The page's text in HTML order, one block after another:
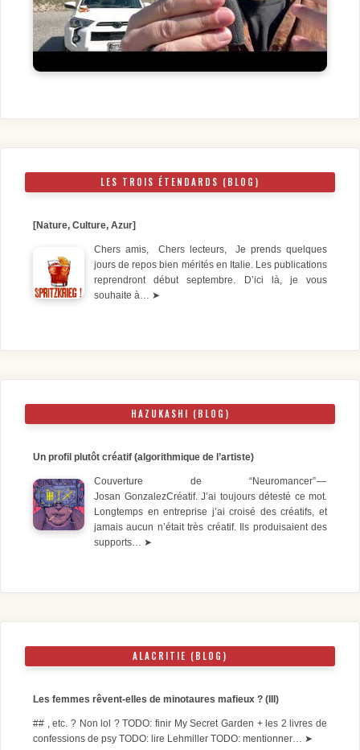
LES TROIS ÉTENDARDS (BLOG)
[Nature, Culture, Azur]
Chers amis, Chers lecteurs, Je prends quelques
jours de repos bien mérités en Italie. Les publications
reprendront début septembre. D’ici là, je vous
souhaite à… ➤
HAZUKASHI (BLOG)
Un profil plutôt créatif (algorithmique de l’artiste)
Couverture de “Neuromancer” —
Josan GonzalezCréatif. J’ai toujours détesté ce mot.
Longtemps en entreprise j’ai croisé des créatifs, et
jamais aucun n’était très créatif. Ils produisaient des
supports… ➤
ALACRITIE (BLOG)
Les femmes rêvent-elles de minotaures mafieux ? (III)
## , etc. ? Non lol ? TODO: finir My Secret Garden + les 2 livres de
confessions de psy TODO: lire Lehmiller TODO: mentionner… ➤